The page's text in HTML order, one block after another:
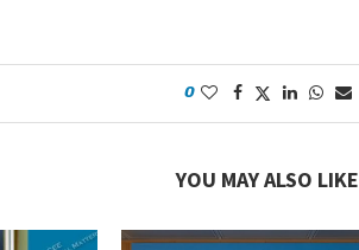
0
YOU MAY ALSO LIKE